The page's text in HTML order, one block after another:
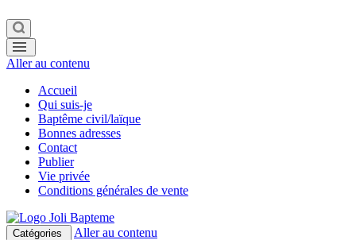
Aller au contenu
Accueil
Qui suis-je
Baptême civil/laïque
Bonnes adresses
Contact
Publier
Vie privée
Conditions générales de vente
Catégories Aller au contenu